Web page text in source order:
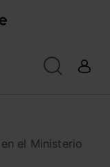
el Ministerio